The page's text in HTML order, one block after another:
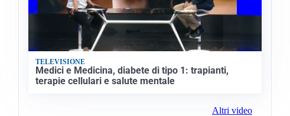
TELEVISIONE
Medici e Medicina, diabete di tipo 1: trapianti,
terapie cellulari e salute mentale
Altri video